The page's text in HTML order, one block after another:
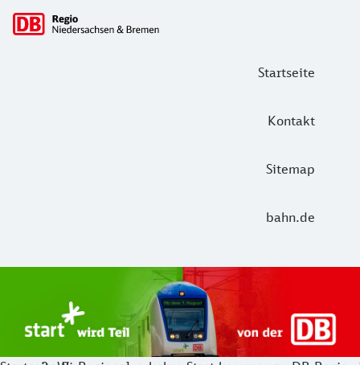
Startseite
Kontakt
Sitemap
bahn.de
Hauptnavigation
Start Unterelbe und Start
Ab August 2026 ist Start Teil der DB Regio. Ziel ist ein